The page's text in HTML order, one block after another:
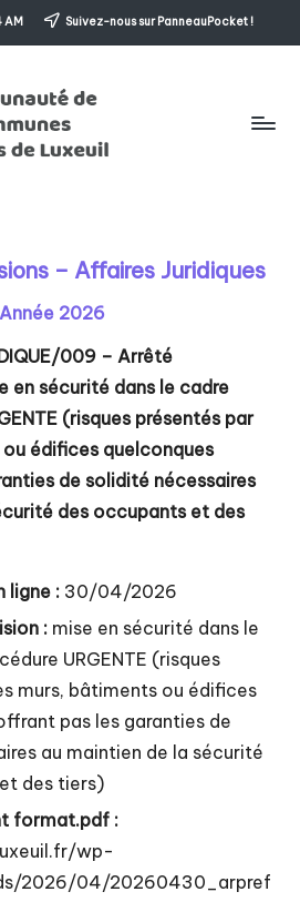
AM Suivez-nous sur PanneauPocket !
– Affaires Juridiques
Année 2026
009 – Arrêté
en sécurité dans le cadre
(risques présentés par
édifices quelconques
de solidité nécessaires
des occupants et des
ligne : 30/04/2026
: mise en sécurité dans le
URGENTE (risques
murs, bâtiments ou édifices
pas les garanties de
au maintien de la sécurité
des tiers)
format.pdf :
wp-
2026/04/20260430_arpref